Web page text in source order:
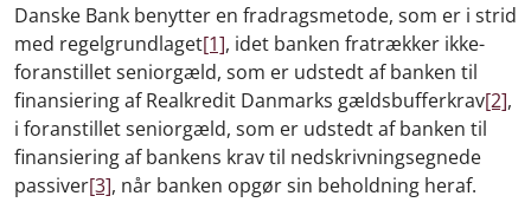
Danske Bank benytter en fradragsmetode, som er i strid
med regelgrundlaget[1], idet banken fratrækker ikke-
foranstillet seniorgæld, som er udstedt af banken til
finansiering af Realkredit Danmarks gældsbufferkrav[2],
i foranstillet seniorgæld, som er udstedt af banken til
finansiering af bankens krav til nedskrivningsegnede
passiver[3], når banken opgør sin beholdning heraf.